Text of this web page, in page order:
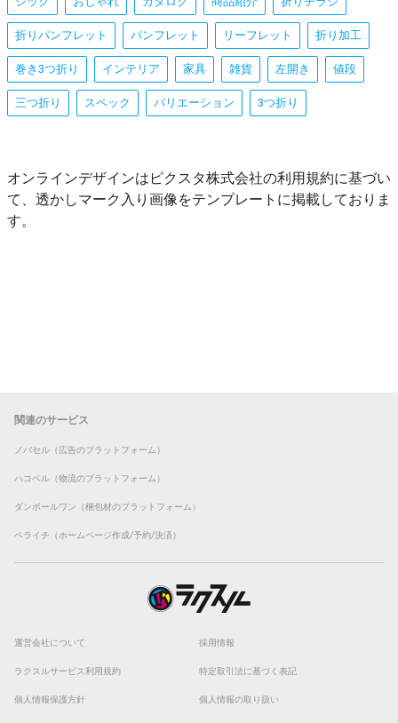
折りパンフレット パンフレット リーフレット 折り加工
巻き3つ折り インテリア 家具 雑貨 左開き 値段
三つ折り スペック バリエーション 3つ折り
オンラインデザインはピクスタ株式会社の利用規約に基づい
て、透かしマーク入り画像をテンプレートに掲載しておりま
す。
関連のサービス
ノバセル（広告のプラットフォーム）
ハコベル（物流のプラットフォーム）
ダンボールワン（梱包材のプラットフォーム）
ペライチ（ホームページ作成/予約/決済）
運営会社について 採用情報
ラクスルサービス利用規約 特定取引法に基づく表記
個人情報保護方針 個人情報の取り扱い